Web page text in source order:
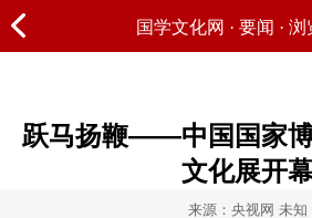
国学文化网 · 要闻 ·
跃马扬鞭——中国国家
文化展开
来源：央视网 未知